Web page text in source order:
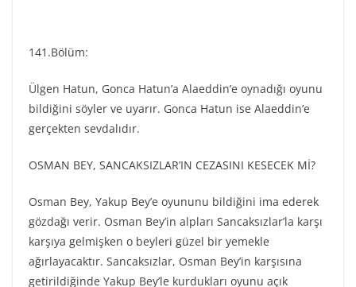
141.Bölüm:
Ülgen Hatun, Gonca Hatun’a Alaeddin’e oynadığı oyunu
bildiğini söyler ve uyarır. Gonca Hatun ise Alaeddin’e
gerçekten sevdalıdır.
OSMAN BEY, SANCAKSIZLAR’IN CEZASINI KESECEK Mİ?
Osman Bey, Yakup Bey’e oyununu bildiğini ima ederek
gözdağı verir. Osman Bey’in alpları Sancaksızlar’la karşı
karşıya gelmişken o beyleri güzel bir yemekle
ağırlayacaktır. Sancaksızlar, Osman Bey’in karşısına
getirildiğinde Yakup Bey’le kurdukları oyunu açık